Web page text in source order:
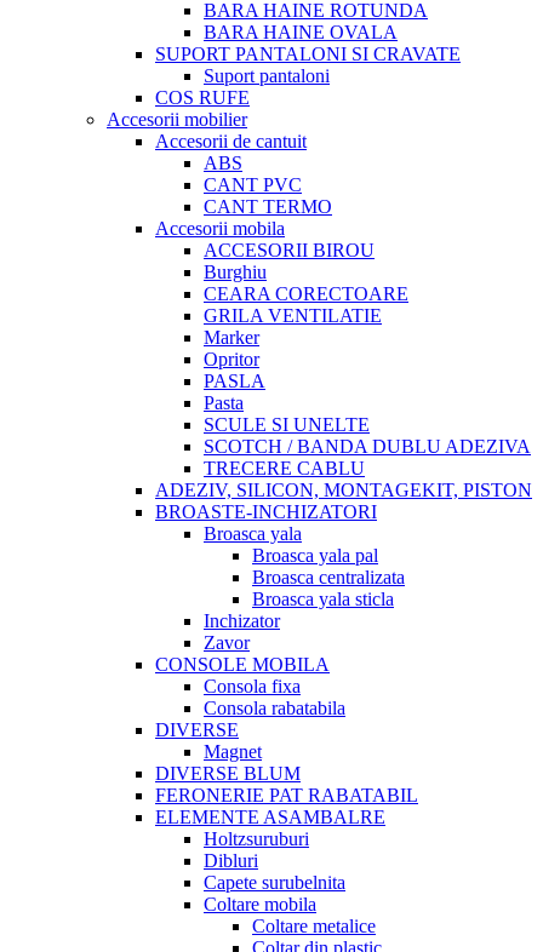
BARA HAINE ROTUNDA
BARA HAINE OVALA
SUPORT PANTALONI SI CRAVATE
Suport pantaloni
COS RUFE
Accesorii mobilier
Accesorii de cantuit
ABS
CANT PVC
CANT TERMO
Accesorii mobila
ACCESORII BIROU
Burghiu
CEARA CORECTOARE
GRILA VENTILATIE
Marker
Opritor
PASLA
Pasta
SCULE SI UNELTE
SCOTCH / BANDA DUBLU ADEZIVA
TRECERE CABLU
ADEZIV, SILICON, MONTAGEKIT, PISTON
BROASTE-INCHIZATORI
Broasca yala
Broasca yala pal
Broasca centralizata
Broasca yala sticla
Inchizator
Zavor
CONSOLE MOBILA
Consola fixa
Consola rabatabila
DIVERSE
Magnet
DIVERSE BLUM
FERONERIE PAT RABATABIL
ELEMENTE ASAMBALRE
Holtzsuruburi
Dibluri
Capete surubelnita
Coltare mobila
Coltare metalice
Coltar din plastic